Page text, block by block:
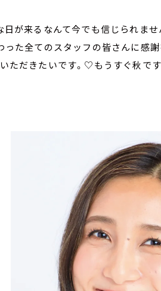
日が来るなんて今でも信じられま
った全てのスタッフの皆さんに感
ただきたいです。♡もうすぐ秋で